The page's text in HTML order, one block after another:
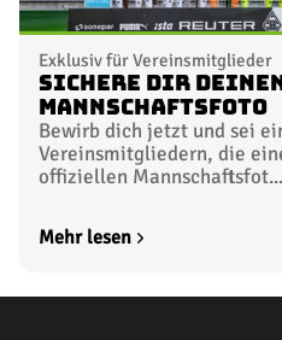
Exklusiv für Vereinsmitglieder
Sichere dir
Mannschaftsfoto
Bewirb dich jetzt und sei
Vereinsmitgliedern, die
offiziellen Mannschaftsfot...
Mehr lesen